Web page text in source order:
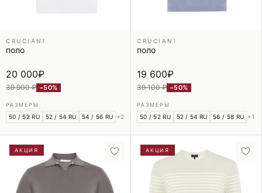
CRUCIANI
поло
20 000₽
39 900 ₽ −50%
РАЗМЕРЫ
50 / 52 RU 52 / 54 RU 54 / 56 RU +2
CRUCIANI
поло
19 600₽
39 100 ₽ −50%
РАЗМЕРЫ
50 / 52 RU 52 / 54 RU 56 / 58 RU +1
АКЦИЯ АКЦИЯ